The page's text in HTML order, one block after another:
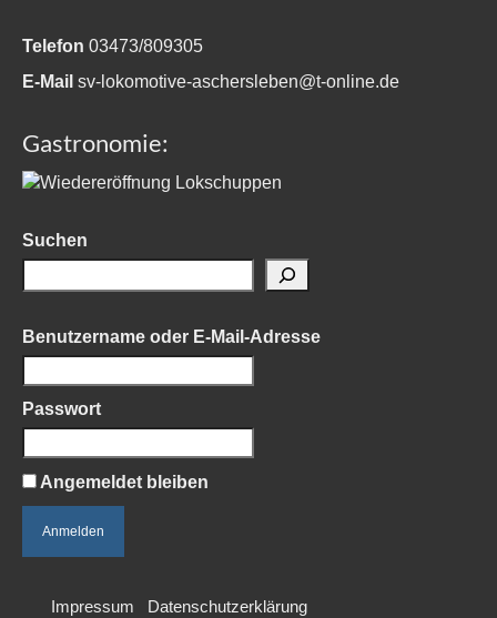
Telefon 03473/809305
E-Mail sv-lokomotive-aschersleben@t-online.de
Gastronomie:
Suchen
Benutzername oder E-Mail-Adresse
Passwort
Angemeldet bleiben
Impressum Datenschutzerklärung